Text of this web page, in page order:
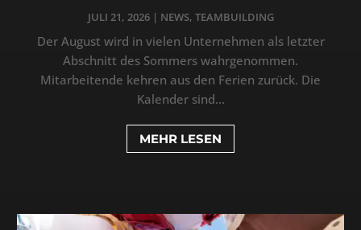
JULI 21, 2026| NEWS, TEAMBUILDING
Der August wird in vielen Unternehmen als letzter
Abschnitt des Sommers wahrgenommen.
Mitarbeitende kehren aus den Ferien zurück. Die
Kalender sind...
MEHR LESEN